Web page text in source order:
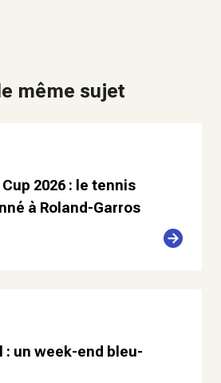
même sujet
2026 : le tennis
à Roland-Garros
: un week-end bleu-